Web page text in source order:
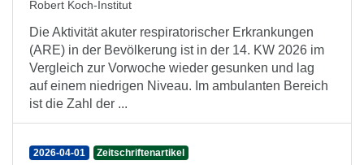
Robert Koch-Institut
Die Aktivität akuter respiratorischer Erkrankungen
(ARE) in der Bevölkerung ist in der 14. KW 2026 im
Vergleich zur Vorwoche wieder gesunken und lag
auf einem niedrigen Niveau. Im ambulanten Bereich
ist die Zahl der ...
2026-04-01 Zeitschriftenartikel